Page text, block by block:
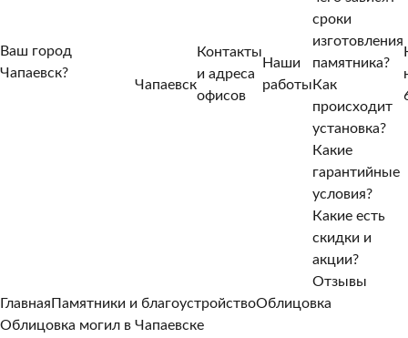
Ваш город
Чапаевск?
Чапаевск
Контакты
и адреса
офисов
Наши
работы
сроки
изготовления
памятника?
Как
происходит
установка?
Какие
гарантийные
условия?
Какие есть
скидки и
акции?
Отзывы
Главная Памятники и благоустройствоОблицовка
Облицовка могил в Чапаевске